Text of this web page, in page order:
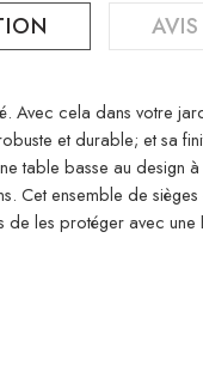
cela dans votre
et durable; et sa
table basse au
Cet ensemble de
les protéger avec une